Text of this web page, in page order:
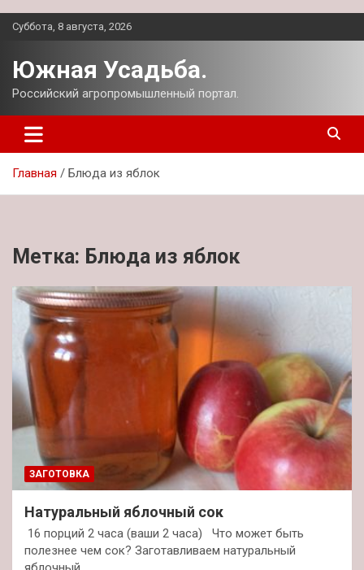
Перейти
Суббота, 8 августа, 2026
Южная Усадьба.
Российский агропромышленный портал.
Главная Блюда из яблок
Метка: Блюда из яблок
ЗАГОТОВКА
Натуральный яблочный сок
16 порций 2 часа (ваши 2 часа) Что может быть
полезнее чем сок? Заготавливаем натуральный